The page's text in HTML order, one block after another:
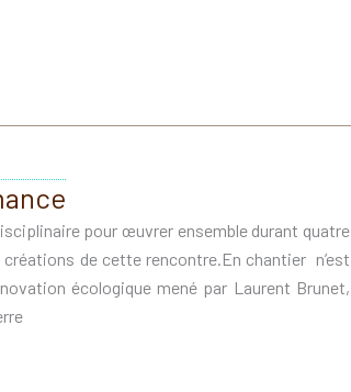
pour œuvrer ensemble durant quatre
de cette rencontre.En chantier n’est
écologique mené par Laurent Brunet,